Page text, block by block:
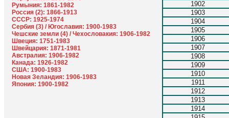
Румыния: 1861-1982
Россия (2): 1866-1913
СССР: 1925-1974
Сербия (3) / Югославия: 1900-1983
Чешские земли (4) / Чехословакия: 1906-1982
Швеция: 1751-1983
Швейцария: 1871-1981
Австралия: 1906-1982
Канада: 1926-1982
США: 1900-1983
Новая Зеландия: 1906-1983
Япония: 1900-1982
1902
1903
1904
1905
1906
1907
1908
1909
1910
1911
1912
1913
1914